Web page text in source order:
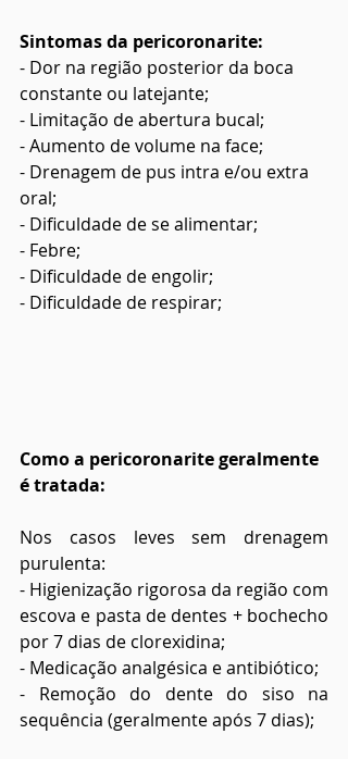
Sintomas da pericoronarite:
- Dor na região posterior da boca
constante ou latejante;
- Limitação de abertura bucal;
- Aumento de volume na face;
- Drenagem de pus intra e/ou extra
oral;
- Dificuldade de se alimentar;
- Febre;
- Dificuldade de engolir;
- Dificuldade de respirar;
Como a pericoronarite geralmente
é tratada:
Nos casos leves sem drenagem
purulenta:
- Higienização rigorosa da região com
escova e pasta de dentes + bochecho
por 7 dias de clorexidina;
- Medicação analgésica e antibiótico;
- Remoção do dente do siso na
sequência (geralmente após 7 dias);